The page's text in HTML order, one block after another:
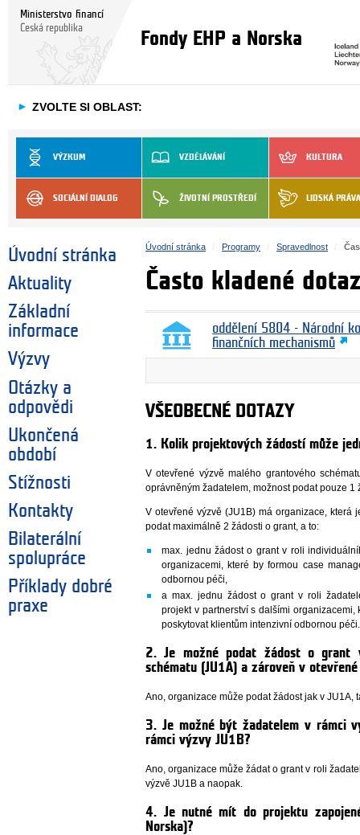
Ministerstvo financí
Česká republika
Fondy EHP a Norska
► ZVOLTE SI OBLAST:
VÝZKUM VZDĚLÁVÁNÍ KULTURA
SOCIÁLNÍ DIALOG ŽIVOTNÍ PROSTŘEDÍ LIDSKÁ PRÁVA
Úvodní stránka
Aktuality
Základní
informace
Výzvy
Otázky a
odpovědi
Ukončená
období
Stížnosti
Kontakty
Bilaterální
spolupráce
Příklady dobré
praxe
Úvodní stránka Programy Spravedlnost
Často kladené
oddělení 5804 - Národní
finančních mechanismů
VŠEOBECNÉ DOTAZY
1. Kolik projektových žádostí může
V otevřené výzvě malého grantového
oprávněným žadatelem, možnost podat pouze 1
V otevřené výzvě (JU1B) má organizace, která
podat maximálně 2 žádosti o grant, a to:
max. jednu žádost o grant v roli
organizacemi, které by formou case
odbornou péči,
a max. jednu žádost o grant v roli
projekt v partnerství s dalšími
poskytovat klientům intenzivní odbornou péči.
2. Je možné podat žádost o grant
schématu (JU1A) a zároveň v
Ano, organizace může podat žádost jak v JU1A,
3. Je možné být žadatelem v rámci
rámci výzvy JU1B?
Ano, organizace může žádat o grant v roli
výzvě JU1B a naopak.
4. Je nutné mít do projektu
Norska)?